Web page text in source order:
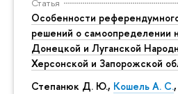
Статья
Особенности
решений о самоопределении
Донецкой и Луганской
Херсонской и Запорожской
Степанюк Д. Ю., Кошель А. С.,